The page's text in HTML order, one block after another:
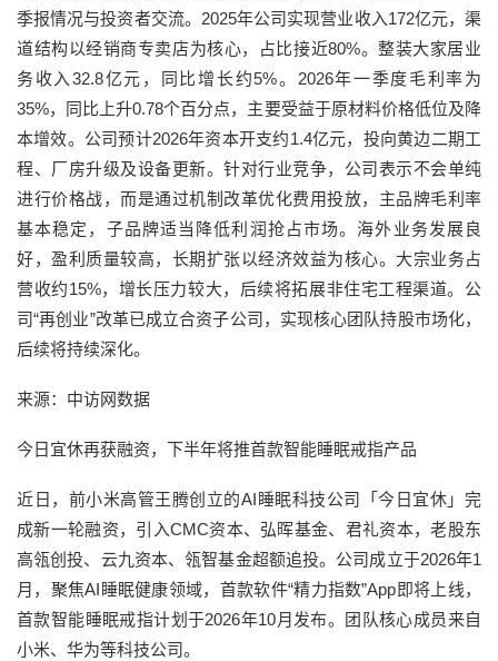
季报情况与投资者交流。2025年公司实现营业收入172亿元，渠
道结构以经销商专卖店为核心，占比接近80%。整装大家居业
务收入32.8亿元，同比增长约5%。2026年一季度毛利率为
35%，同比上升0.78个百分点，主要受益于原材料价格低位及降
本增效。公司预计2026年资本开支约1.4亿元，投向黄边二期工
程、厂房升级及设备更新。针对行业竞争，公司表示不会单纯
进行价格战，而是通过机制改革优化费用投放，主品牌毛利率
基本稳定，子品牌适当降低利润抢占市场。海外业务发展良
好，盈利质量较高，长期扩张以经济效益为核心。大宗业务占
营收约15%，增长压力较大，后续将拓展非住宅工程渠道。公
司“再创业”改革已成立合资子公司，实现核心团队持股市场化，
后续将持续深化。
来源：中访网数据
今日宜休再获融资，下半年将推首款智能睡眠戒指产品
近日，前小米高管王腾创立的AI睡眠科技公司「今日宜休」完
成新一轮融资，引入CMC资本、弘晖基金、君礼资本，老股东
高瓴创投、云九资本、瓴智基金超额追投。公司成立于2026年1
月，聚焦AI睡眠健康领域，首款软件“精力指数”App即将上线，
首款智能睡眠戒指计划于2026年10月发布。团队核心成员来自
小米、华为等科技公司。